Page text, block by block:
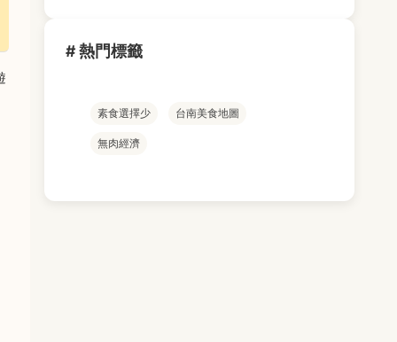
# 熱門標籤
素食選擇少 台南美食地圖
無肉經濟